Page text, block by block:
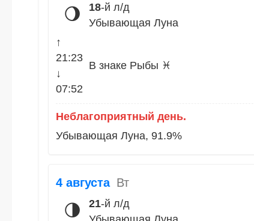
🌖 18-й л/д
Убывающая Луна
↑
21:23
↓
07:52
В знаке Рыбы ♓
Неблагоприятный день.
Убывающая Луна, 91.9%
4 августа Вт
🌗 21-й л/д